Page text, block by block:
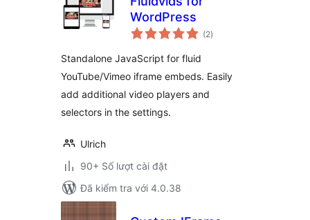
WordPress
(2tổng
đánh
)
Standalone JavaScript for fluid
YouTube/Vimeo iframe embeds. Easily
add additional video players and
selectors in the settings.
Ulrich
90+ Số lượt cài đặt
Đã kiểm tra với 4.0.38